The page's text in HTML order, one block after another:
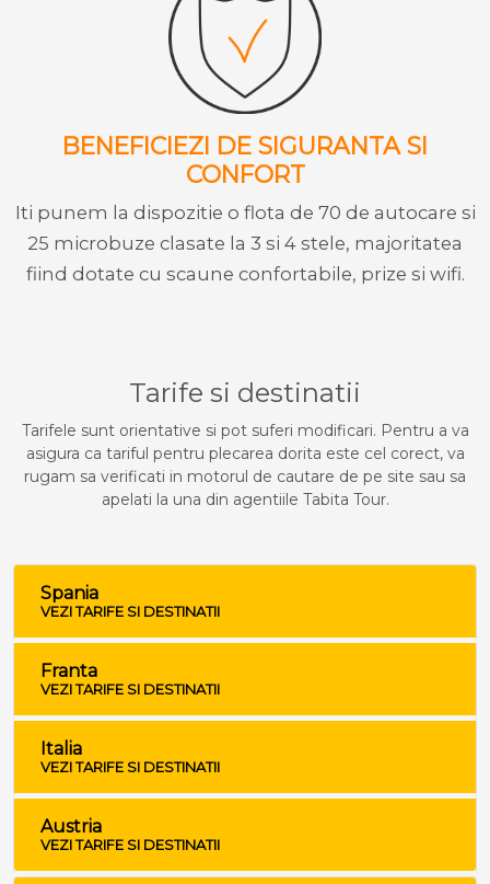
BENEFICIEZI DE SIGURANTA SI
CONFORT
Iti punem la dispozitie o flota de 70 de autocare si
25 microbuze clasate la 3 si 4 stele, majoritatea
fiind dotate cu scaune confortabile, prize si wifi.
Tarife si destinatii
Tarifele sunt orientative si pot suferi modificari. Pentru a va
asigura ca tariful pentru plecarea dorita este cel corect, va
rugam sa verificati in motorul de cautare de pe site sau sa
apelati la una din agentiile Tabita Tour.
Spania
VEZI TARIFE SI DESTINATII
Franta
VEZI TARIFE SI DESTINATII
Italia
VEZI TARIFE SI DESTINATII
Austria
VEZI TARIFE SI DESTINATII